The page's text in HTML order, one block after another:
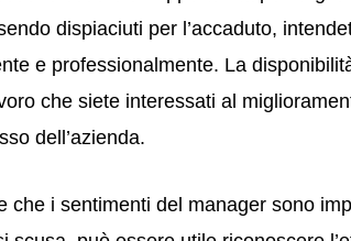
dispiaciuti per l’accaduto,
e professionalmente. La
che siete interessati al
dell’azienda.
che i sentimenti del manager sono